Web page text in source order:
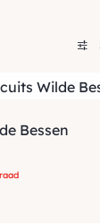
Bessen